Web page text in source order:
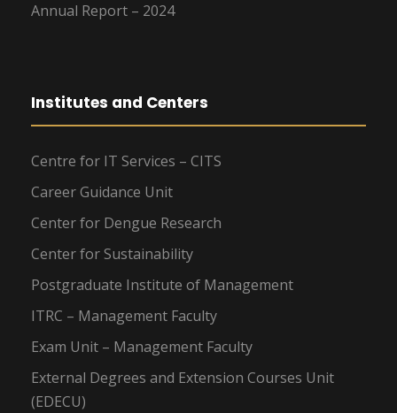
Annual Report – 2024
Institutes and Centers
Centre for IT Services – CITS
Career Guidance Unit
Center for Dengue Research
Center for Sustainability
Postgraduate Institute of Management
ITRC – Management Faculty
Exam Unit – Management Faculty
External Degrees and Extension Courses Unit
(EDECU)